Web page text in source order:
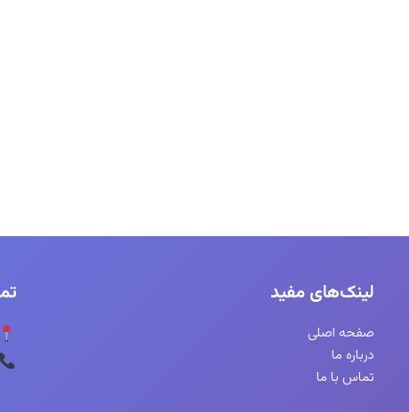
لینک‌های مفید
صفحه اصلی
درباره ما
تماس با ما